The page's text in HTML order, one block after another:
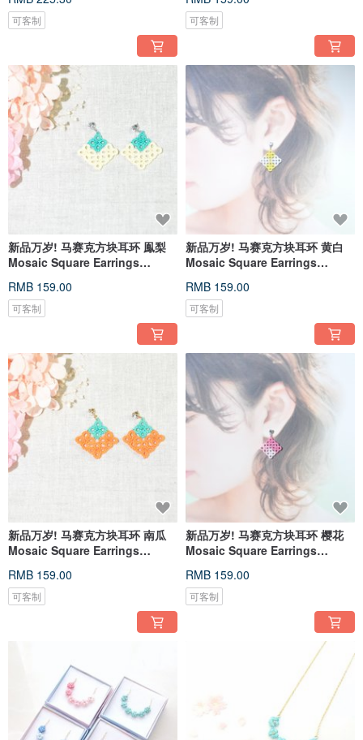
可客制 可客制
新品万岁! 马赛克方块耳环 鳯梨
Mosaic Square Earrings
RMB 159.00
可客制
新品万岁! 马赛克方块耳环 黄白
Mosaic Square Earrings
RMB 159.00
可客制
新品万岁! 马赛克方块耳环 南瓜
Mosaic Square Earrings
RMB 159.00
可客制
新品万岁! 马赛克方块耳环 樱花
Mosaic Square Earrings
RMB 159.00
可客制